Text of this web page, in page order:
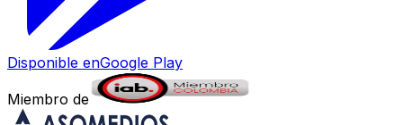
Disponible enGoogle Play
Miembro de